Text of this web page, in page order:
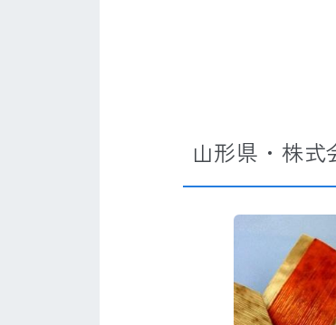
山形県・株式